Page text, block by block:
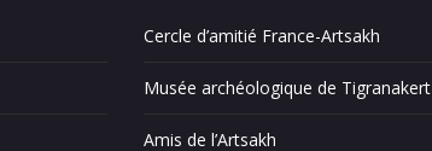
Cercle d’amitié France-Artsakh
Musée archéologique de Tigranakert
Amis de l’Artsakh